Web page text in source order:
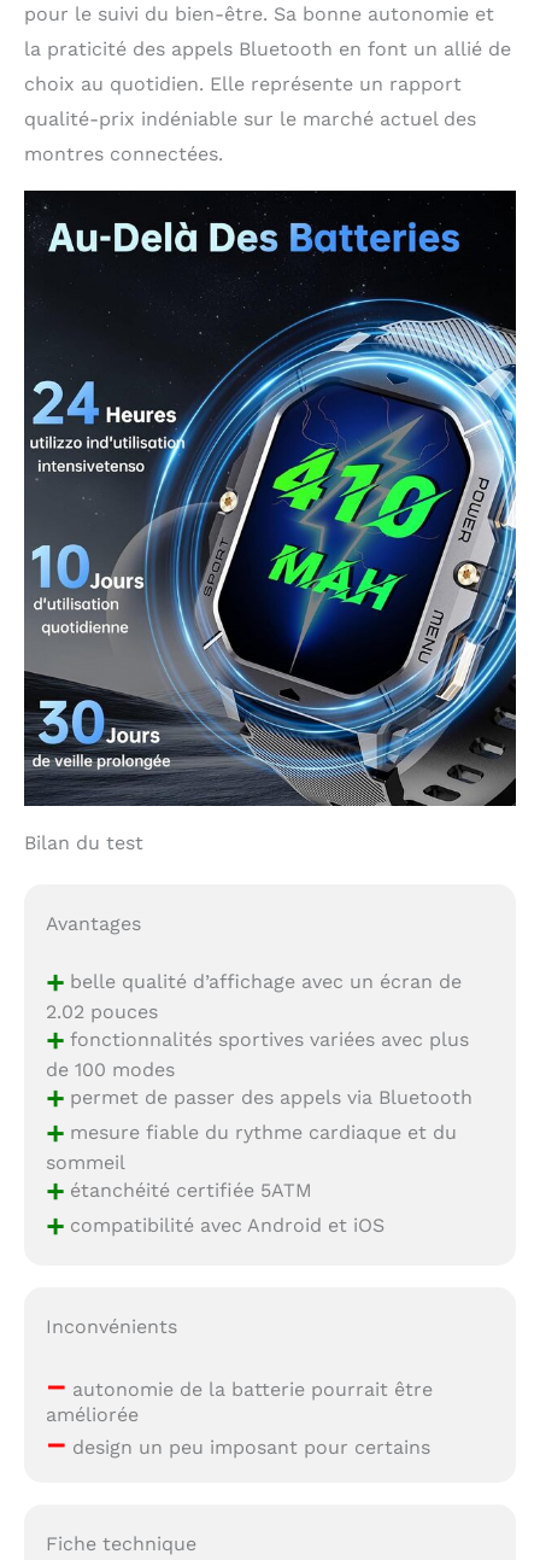
pour le suivi du bien-être. Sa bonne autonomie et
la praticité des appels Bluetooth en font un allié de
choix au quotidien. Elle représente un rapport
qualité-prix indéniable sur le marché actuel des
montres connectées.
Bilan du test
Avantages
+belle qualité d’affichage avec un écran de
2.02 pouces
+fonctionnalités sportives variées avec plus
de 100 modes
+permet de passer des appels via Bluetooth
+mesure fiable du rythme cardiaque et du
sommeil
+étanchéité certifiée 5ATM
+compatibilité avec Android et iOS
Inconvénients
– autonomie de la batterie pourrait être
améliorée
– design un peu imposant pour certains
Fiche technique